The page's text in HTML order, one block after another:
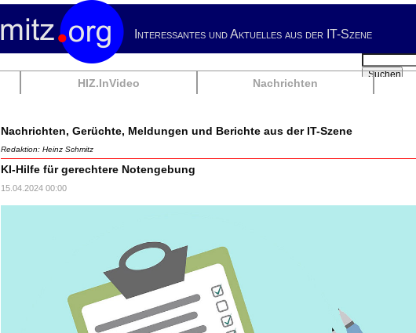
Interessantes und Aktuelles aus der IT-Szene
HIZ.InVideo Nachrichten
Suchbegriffe
Suchen
Nachrichten, Gerüchte, Meldungen und Berichte aus der IT-Szene
Redaktion: Heinz Schmitz
KI-Hilfe für gerechtere Notengebung
15.04.2024 00:00